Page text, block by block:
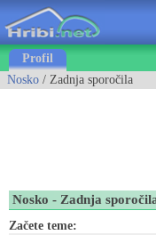
Profil
Nosko / Zadnja sporočila
Nosko - Zadnja
Začete teme: